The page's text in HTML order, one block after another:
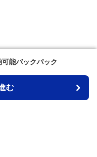
能バックパック
む
能バックパック
む